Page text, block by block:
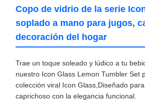
Copo de vidrio de la serie
soplado a mano para jugos,
decoración del hogar
Trae un toque soleado y lúdico a tu
nuestro Icon Glass Lemon Tumbler Set
colección viral Icon Glass,Diseñado
caprichoso con la elegancia funcional.